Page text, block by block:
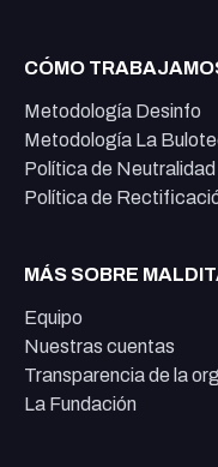
CÓMO
Metodología Desinfo
Metodología La
Política de Neutralidad
Política de
MÁS SOBRE
Equipo
Nuestras cuentas
Transparencia de la
La Fundación